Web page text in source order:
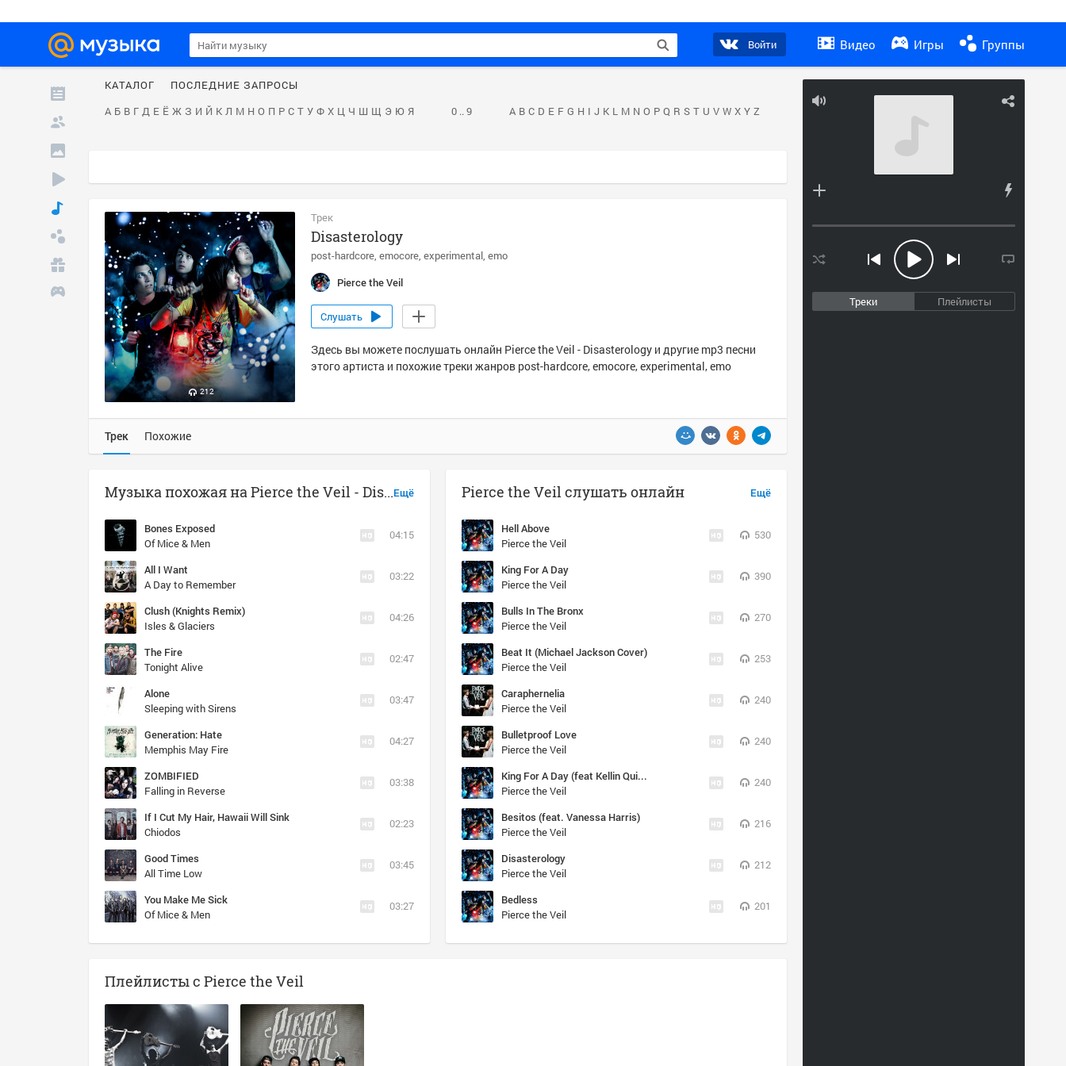
Войти Видео Игры Группы
Треки Плейлисты
КАТАЛОГ
ПОСЛЕДНИЕ ЗАПРОСЫ
А Б В Г Д Е Ё Ж З И Й К Л М Н О П Р С Т У Ф Х Ц Ч Ш Щ Э Ю Я 0 .. 9 A B C D E F G H I J K L M N O P Q R S T U V W X Y Z
212
Трек
Disasterology
post-hardcore emocore experimental emo
Pierce the Veil
Слушать
Здесь вы можете послушать онлайн Pierce the Veil - Disasterology и другие mp3 песни
этого артиста и похожие треки жанров post-hardcore, emocore, experimental, emo
Трек Похожие
Ещё
Музыка похожая на Pierce the Veil - Disasterology
Bones Exposed
Of Mice & Men
04:15
All I Want
A Day to Remember
03:22
Clush (Knights Remix)
Isles & Glaciers
04:26
The Fire
Tonight Alive
02:47
Alone
Sleeping with Sirens
03:47
Generation: Hate
Memphis May Fire
04:27
ZOMBIFIED
Falling in Reverse
03:38
If I Cut My Hair, Hawaii Will Sink
Chiodos
02:23
Good Times
All Time Low
03:45
You Make Me Sick
Of Mice & Men
03:27
Ещё
Pierce the Veil слушать онлайн
Hell Above
Pierce the Veil
530
King For A Day
Pierce the Veil
390
Bulls In The Bronx
Pierce the Veil
270
Beat It (Michael Jackson Cover)
Pierce the Veil
253
Caraphernelia
Pierce the Veil
240
Bulletproof Love
Pierce the Veil
240
King For A Day (feat Kellin Quinn)
Pierce the Veil
240
Besitos (feat. Vanessa Harris)
Pierce the Veil
216
Disasterology
Pierce the Veil
212
Bedless
Pierce the Veil
201
Плейлисты с Pierce the Veil